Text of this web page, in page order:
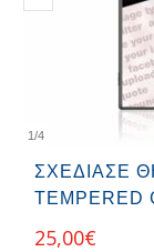
1/4
ΣΧΕΔΊΑΣΕ
TEMPERED
25,00€